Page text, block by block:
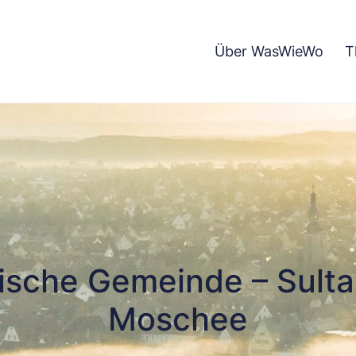
Über WasWieWo
Gemeinde –
Moschee